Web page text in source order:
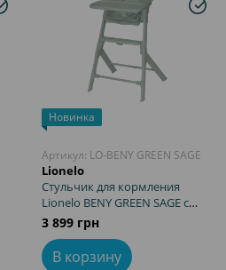
Новинка
Артикул: LO-BENY GREEN SAGE
Lionelo
Стульчик для кормления
Lionelo BENY GREEN SAGE с
регулировкой подноса и
подножки, компактная
сборка, ремни безопасности
3 899 грн
В корзину